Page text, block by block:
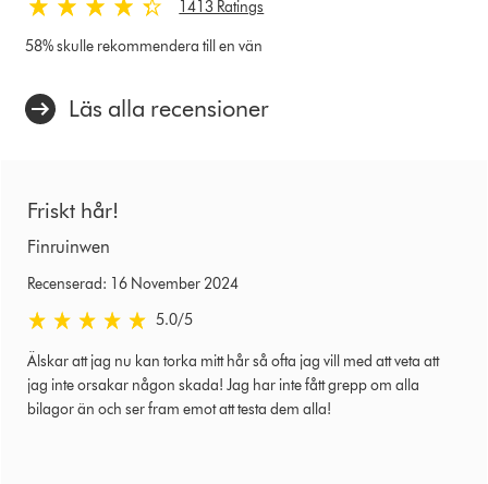
1413 Ratings
58% skulle rekommendera till en vän
Läs alla recensioner
Friskt hår!
Finruinwen
Recenserad: 16 November 2024
5.0 stjärnor av 5 från Recenserad: 16 November 2024 Ratings
5.0/5
Älskar att jag nu kan torka mitt hår så ofta jag vill med att veta att
jag inte orsakar någon skada! Jag har inte fått grepp om alla
bilagor än och ser fram emot att testa dem alla!